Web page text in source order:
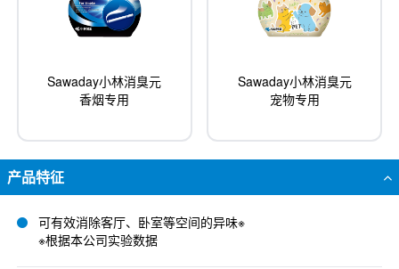
Sawaday小林消臭元
香烟专用
Sawaday小林消臭元
宠物专用
产品特征
可有效消除客厅、卧室等空间的异味※
※根据本公司实验数据